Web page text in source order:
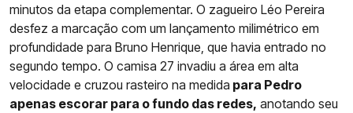
minutos da etapa complementar. O zagueiro Léo Pereira
desfez a marcação com um lançamento milimétrico em
profundidade para Bruno Henrique, que havia entrado no
segundo tempo. O camisa 27 invadiu a área em alta
velocidade e cruzou rasteiro na medida para Pedro
apenas escorar para o fundo das redes, anotando seu